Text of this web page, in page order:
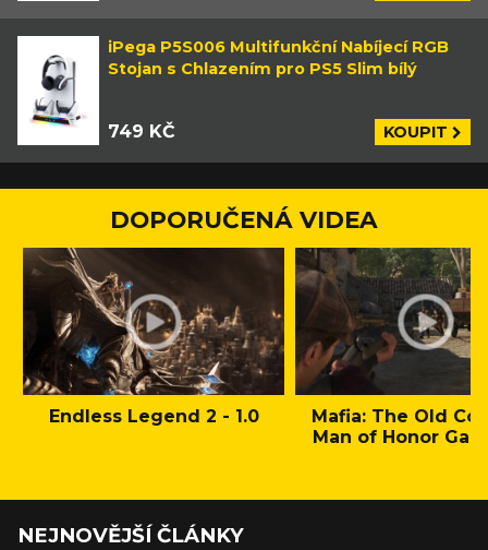
iPega P5S006 Multifunkční Nabíjecí RGB
Stojan s Chlazením pro PS5 Slim bílý
749 KČ KOUPIT
DOPORUČENÁ VIDEA
Endless Legend 2 - 1.0
Mafia: The Old
Man of Honor
NEJNOVĚJŠÍ ČLÁNKY